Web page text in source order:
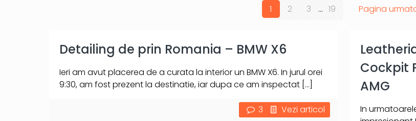
1 2 3 ... 19 Pagina
Detailing de prin Romania – BMW X6
Ieri am avut placerea de a curata la interior un BMW X6. In jurul orei
9:30, am fost prezent la destinatie, iar dupa ce am inspectat[…]
3 Vezi articol
Cockpit
AMG
In